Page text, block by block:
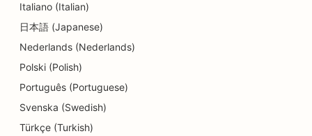
Italiano (Italian)
日本語 (Japanese)
Nederlands (Nederlands)
Polski (Polish)
Português (Portuguese)
Svenska (Swedish)
Türkçe (Turkish)